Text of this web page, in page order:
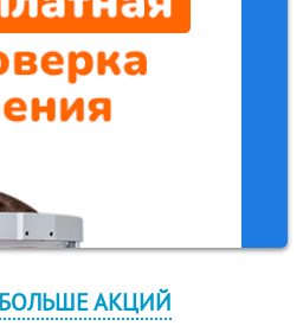
АКЦИЙ